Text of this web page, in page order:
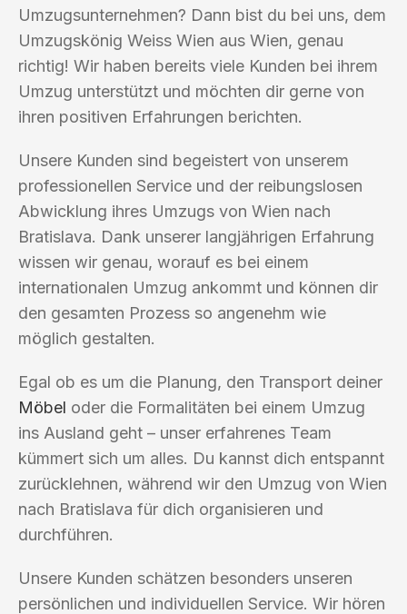
Umzugsunternehmen? Dann bist du bei uns, dem
Umzugskönig Weiss Wien aus Wien, genau
richtig! Wir haben bereits viele Kunden bei ihrem
Umzug unterstützt und möchten dir gerne von
ihren positiven Erfahrungen berichten.
Unsere Kunden sind begeistert von unserem
professionellen Service und der reibungslosen
Abwicklung ihres Umzugs von Wien nach
Bratislava. Dank unserer langjährigen Erfahrung
wissen wir genau, worauf es bei einem
internationalen Umzug ankommt und können dir
den gesamten Prozess so angenehm wie
möglich gestalten.
Egal ob es um die Planung, den Transport deiner
Möbel oder die Formalitäten bei einem Umzug
ins Ausland geht – unser erfahrenes Team
kümmert sich um alles. Du kannst dich entspannt
zurücklehnen, während wir den Umzug von Wien
nach Bratislava für dich organisieren und
durchführen.
Unsere Kunden schätzen besonders unseren
persönlichen und individuellen Service. Wir hören